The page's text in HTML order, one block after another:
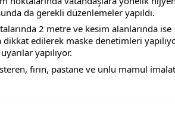
da gerekli düzenlemeler yapıldı.
2 metre ve kesim alanlarında
edilerek maske denetimleri
yapılıyor.
fırın, pastane ve unlu mamul